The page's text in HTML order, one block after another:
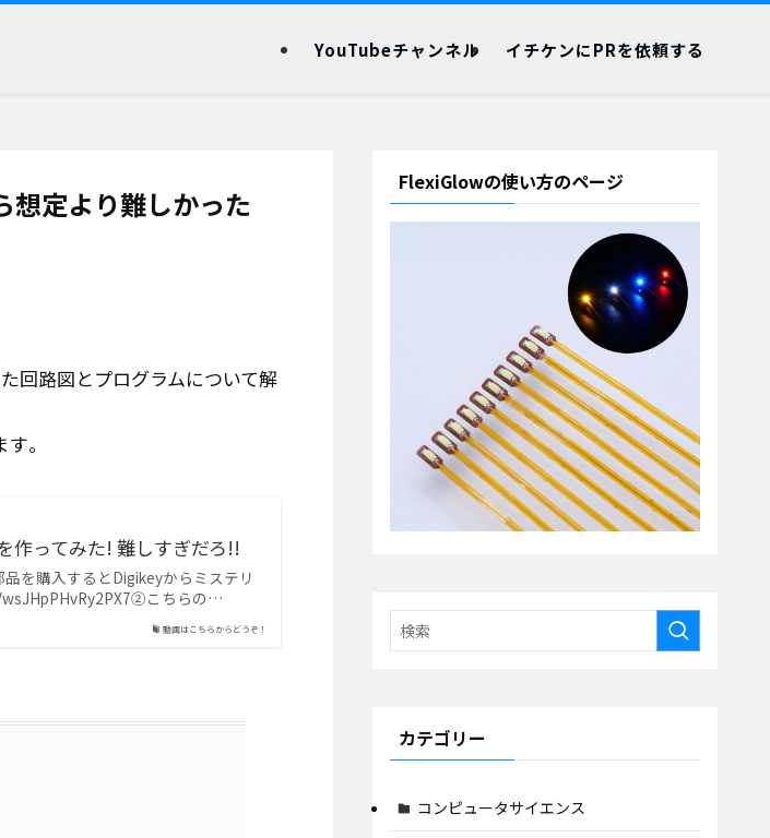
YouTubeチャンネル イチケンにPRを依頼する
定より難しかった
回路図とプログラムについて解
す｡
動画はこちらからどうぞ！
作ってみた! 難しすぎだろ!!
を購入するとDigikeyからミステリ
こちらの…
FlexiGlowの使い方のページ
カテゴリー
コンピュータサイエンス